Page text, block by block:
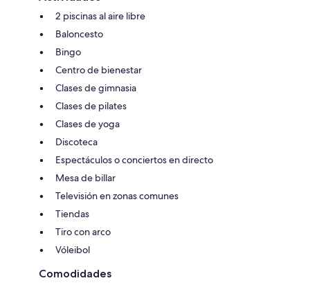
2 piscinas al aire libre
Baloncesto
Bingo
Centro de bienestar
Clases de gimnasia
Clases de pilates
Clases de yoga
Discoteca
Espectáculos o conciertos en directo
Mesa de billar
Televisión en zonas comunes
Tiendas
Tiro con arco
Vóleibol
Comodidades